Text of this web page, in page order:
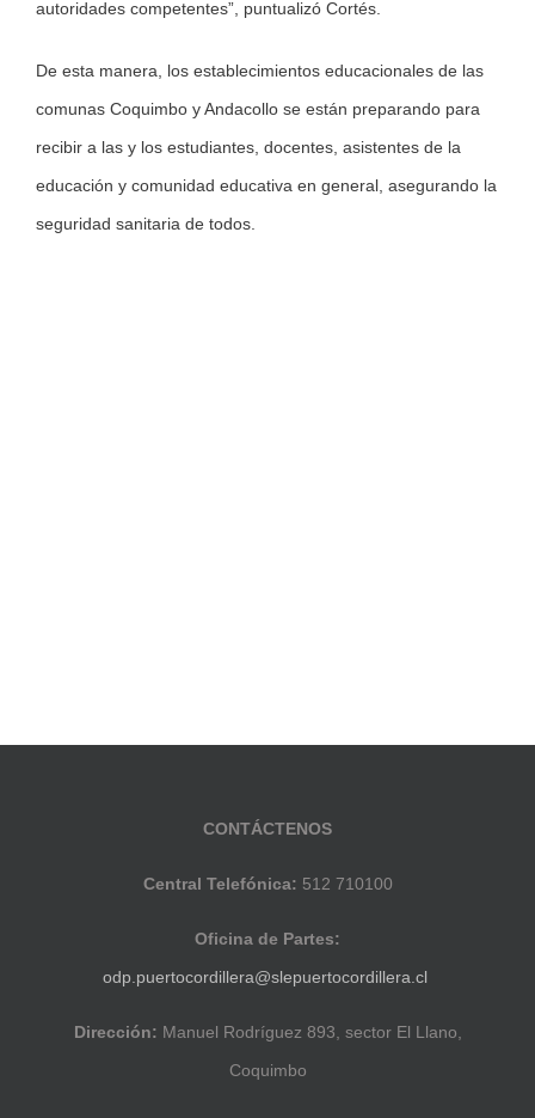
autoridades competentes”, puntualizó Cortés.
De esta manera, los establecimientos educacionales de las
comunas Coquimbo y Andacollo se están preparando para
recibir a las y los estudiantes, docentes, asistentes de la
educación y comunidad educativa en general, asegurando la
seguridad sanitaria de todos.
CONTÁCTENOS
Central Telefónica: 512 710100
Oficina de Partes:
odp.puertocordillera@slepuertocordillera.cl
Dirección: Manuel Rodríguez 893, sector El Llano,
Coquimbo